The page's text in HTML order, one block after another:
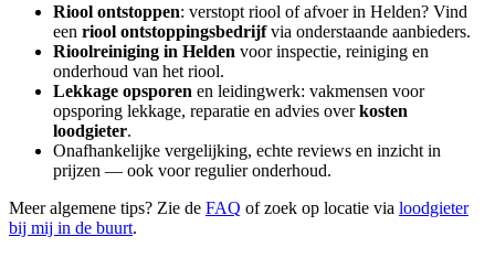
Riool ontstoppen: verstopt riool of afvoer in Helden? Vind
een riool ontstoppingsbedrijfvia onderstaande aanbieders.
Rioolreiniging in Helden voor inspectie, reiniging en
onderhoud van het riool.
Lekkage opsporen en leidingwerk: vakmensen voor
opsporing lekkage, reparatie en advies overkosten
loodgieter.
Onafhankelijke vergelijking, echte reviews en inzicht in
prijzen — ook voor regulier onderhoud.
Meer algemene tips? Zie de FAQ of zoek op locatie via loodgieter
bij mij in de buurt.